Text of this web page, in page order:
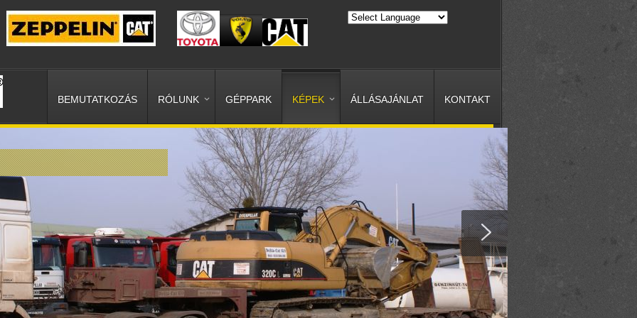
BEMUTATKOZÁS RÓLUNK GÉPPARK KÉPEK ÁLLÁSAJÁNLAT KONTAKT